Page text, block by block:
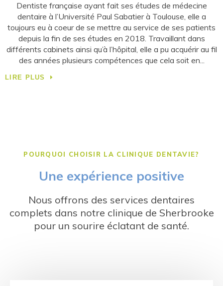
Rencontrez Dre Pauline TAN, une dentiste généraliste
dévouée et aguerrie. La Dre TAN a obtenu son diplôme de
dentisterie de l'université Paris-Descartes en 2014 et
exerce la dentisterie depuis lors.
Son approche des soins dentaires est avant tout centrée
POURQUOI CHOISIR LA CLINIQUE DENTAVIE?
Une expérience positive
Nous offrons des services dentaires
complets dans notre clinique de Sherbrooke
pour un sourire éclatant de santé.